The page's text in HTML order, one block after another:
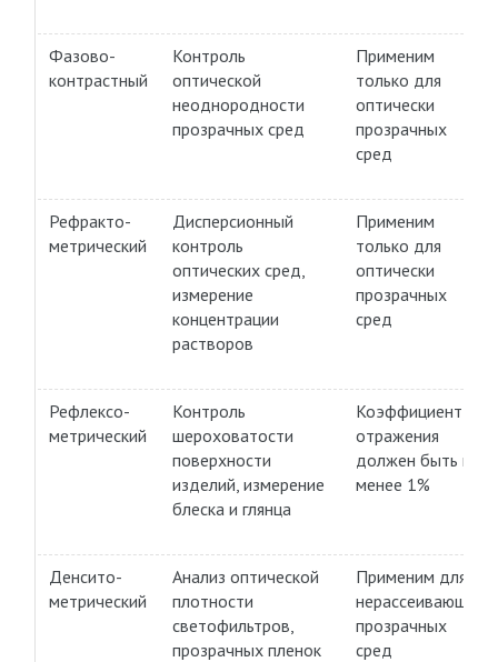
Фазово-
контрастный
Контроль
оптической
неоднородности
прозрачных сред
Применим
только для
оптически
прозрачных
сред
Рефракто-
метрический
Дисперсионный
контроль
оптических сред,
измерение
концентрации
растворов
Применим
только для
оптически
прозрачных
сред
Рефлексо-
метрический
Контроль
шероховатости
поверхности
изделий, измерение
блеска и глянца
Коэффициент
отражения
должен быть не
менее 1%
Денсито-
метрический
Анализ оптической
плотности
светофильтров,
прозрачных пленок
Применим для
нерассеивающих
прозрачных
сред